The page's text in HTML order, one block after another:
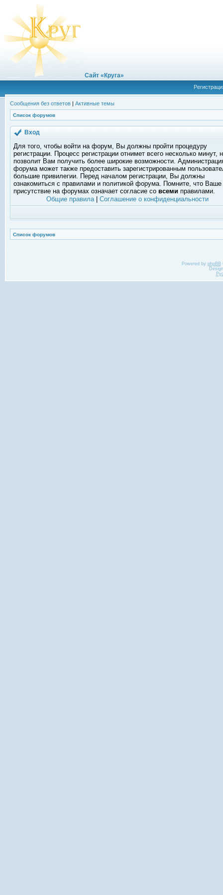
Сайт «Круга»
Сообщения без ответов | Активные темы
Список форумов
Вход
Для того, чтобы войти на форум, Вы должны пройти процедуру
регистрации. Процесс регистрации отнимет всего несколько минут,
позволит Вам получить более широкие возможности.
форума может также предоставить зарегистрированным
большие привилегии. Перед началом регистрации, Вы должны
ознакомиться с правилами и политикой форума. Помните, что Ваше
присутствие на форумах означает согласие со всеми правилами.
Общие правила| Соглашение о конфиденциальности
Список форумов
Powered by phpBB